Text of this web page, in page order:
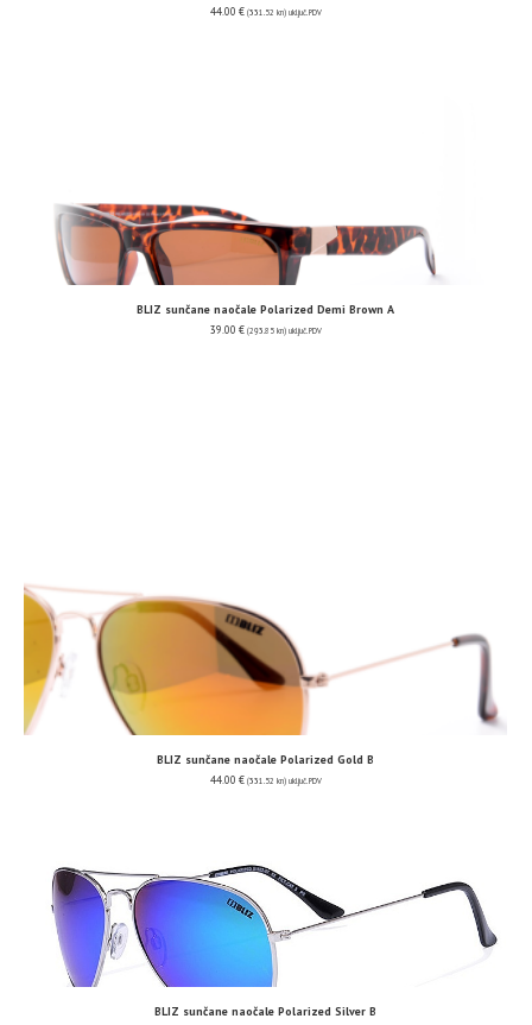
44.00 € (331.52 kn) uključ. PDV
BLIZ sunčane naočale Polarized Demi Brown A
39.00 € (293.85 kn) uključ. PDV
BLIZ sunčane naočale Polarized Gold B
44.00 € (331.52 kn) uključ. PDV
BLIZ sunčane naočale Polarized Silver B